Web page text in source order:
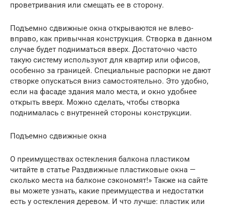
проветривания или смещать ее в сторону.
Подъемно сдвижные окна открываются не влево-
вправо, как привычная конструкция. Створка в данном
случае будет подниматься вверх. Достаточно часто
такую систему используют для квартир или офисов,
особенно за границей. Специальные распорки не дают
створке опускаться вниз самостоятельно. Это удобно,
если на фасаде здания мало места, и окно удобнее
открыть вверх. Можно сделать, чтобы створка
поднималась с внутренней стороны конструкции.
Подъемно сдвижные окна
О преимуществах остекления балкона пластиком
читайте в статье Раздвижные пластиковые окна —
сколько места на балконе сэкономят!» Также на сайте
вы можете узнать, какие преимущества и недостатки
есть у остекления деревом. И что лучше: пластик или